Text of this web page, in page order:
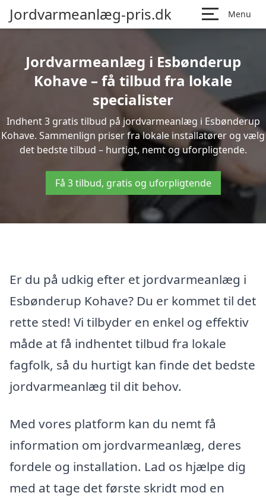
Jordvarmeanlæg-pris.dk Menu
Jordvarmeanlæg i Esbønderup
Kohave – få tilbud fra lokale
specialister
Indhent 3 gratis tilbud på jordvarmeanlæg i Esbønderup
Kohave. Sammenlign priser fra lokale installatører og vælg
det bedste tilbud – hurtigt, nemt og uforpligtende.
Få 3 tilbud, gratis og uforpligtende
Er du på udkig efter et jordvarmeanlæg i
Esbønderup Kohave? Du er kommet til det
rette sted! Vi tilbyder en enkel og effektiv
måde at få indhentet tilbud fra lokale
fagfolk, så du hurtigt kan finde det bedste
jordvarmeanlæg til dit behov.
Med vores platform kan du nemt få
information om jordvarmeanlæg, deres
fordele og installation. Lad os hjælpe dig
med at tage det første skridt mod en